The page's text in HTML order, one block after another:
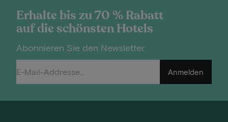
Erhalte bis zu 70 % Rabatt
auf die schönsten Hotels
Abonnieren Sie den Newsletter
Anmelden